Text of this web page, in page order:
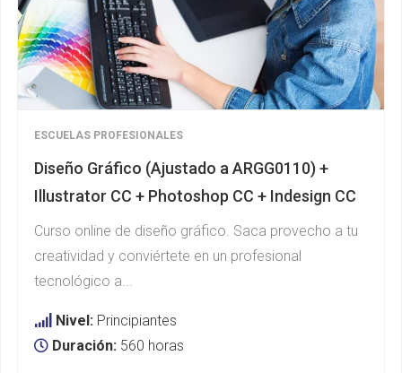
ESCUELAS PROFESIONALES
Diseño Gráfico (Ajustado a ARGG0110) +
Illustrator CC + Photoshop CC + Indesign CC
Curso online de diseño gráfico. Saca provecho a tu
creatividad y conviértete en un profesional
tecnológico a...
Nivel: Principiantes
Duración: 560 horas